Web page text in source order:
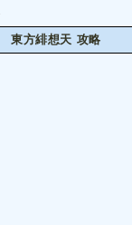
東方緋想天 攻略